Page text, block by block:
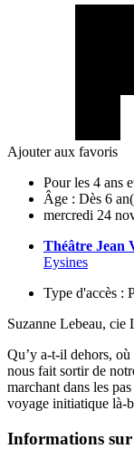
Ajouter aux favoris
Pour les 4 ans
Âge : Dès 6
mercredi 24
Théâtre Jean
Eysines
Type d'accès :
Suzanne Lebeau, cie
Qu’y a-t-il dehors, où
nous fait sortir de
marchant dans les
voyage initiatique là-
Informations sur